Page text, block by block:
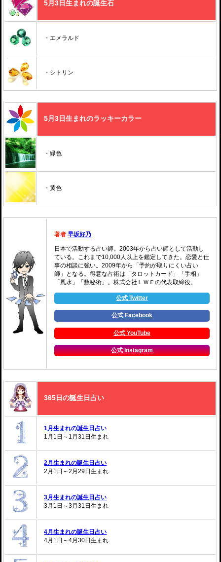
5月3日生まれの誕生石
・エメラルド
・シトリン
5月3日生まれのラッキーカラー
・緑色
・黄色
著者 早坂好乃
日本で活動する占い師。2003年から占い師として活動し
ている。これまで10,000人以上を鑑定してきた。恋愛と仕
事の相談に強い。2009年から「予約が取りにくい占い
師」となる。得意な占術は「タロットカード」「手相」
「風水」「数秘術」。株式会社ＬＷＥの代表取締役。
公式 Twitter
公式 Facebook
公式 YouTube
公式 Instagram
365日の誕生日占い
1月生まれの誕生日占い
1月1日～1月31日生まれ
2月生まれの誕生日占い
2月1日～2月29日生まれ
3月生まれの誕生日占い
3月1日～3月31日生まれ
4月生まれの誕生日占い
4月1日～4月30日生まれ